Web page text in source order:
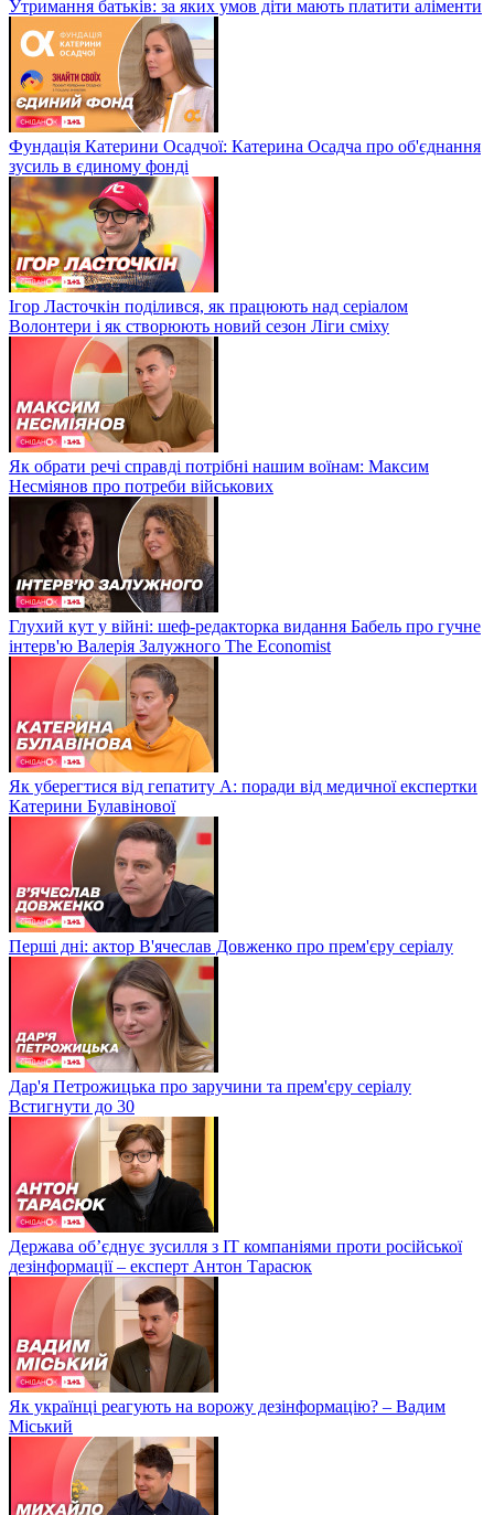
Утримання батьків: за яких умов діти мають платити аліменти
Фундація Катерини Осадчої: Катерина Осадча про об'єднання
зусиль в єдиному фонді
Ігор Ласточкін поділився, як працюють над серіалом
Волонтери і як створюють новий сезон Ліги сміху
Як обрати речі справді потрібні нашим воїнам: Максим
Несміянов про потреби військових
Глухий кут у війні: шеф-редакторка видання Бабель про гучне
інтерв'ю Валерія Залужного The Economist
Як уберегтися від гепатиту А: поради від медичної експертки
Катерини Булавінової
Перші дні: актор В'ячеслав Довженко про прем'єру серіалу
Дар'я Петрожицька про заручини та прем'єру серіалу
Встигнути до 30
Держава об’єднує зусилля з ІТ компаніями проти російської
дезінформації – експерт Антон Тарасюк
Як українці реагують на ворожу дезінформацію? – Вадим
Міський